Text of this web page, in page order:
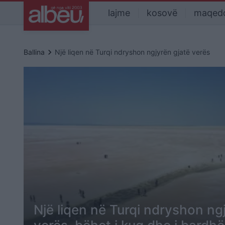
lajme kosovë
Ballina keyboard_arrow_right Një liqen në Turqi ndryshon ngjyrën gjatë verës
Një liqen në Turqi ndryshon